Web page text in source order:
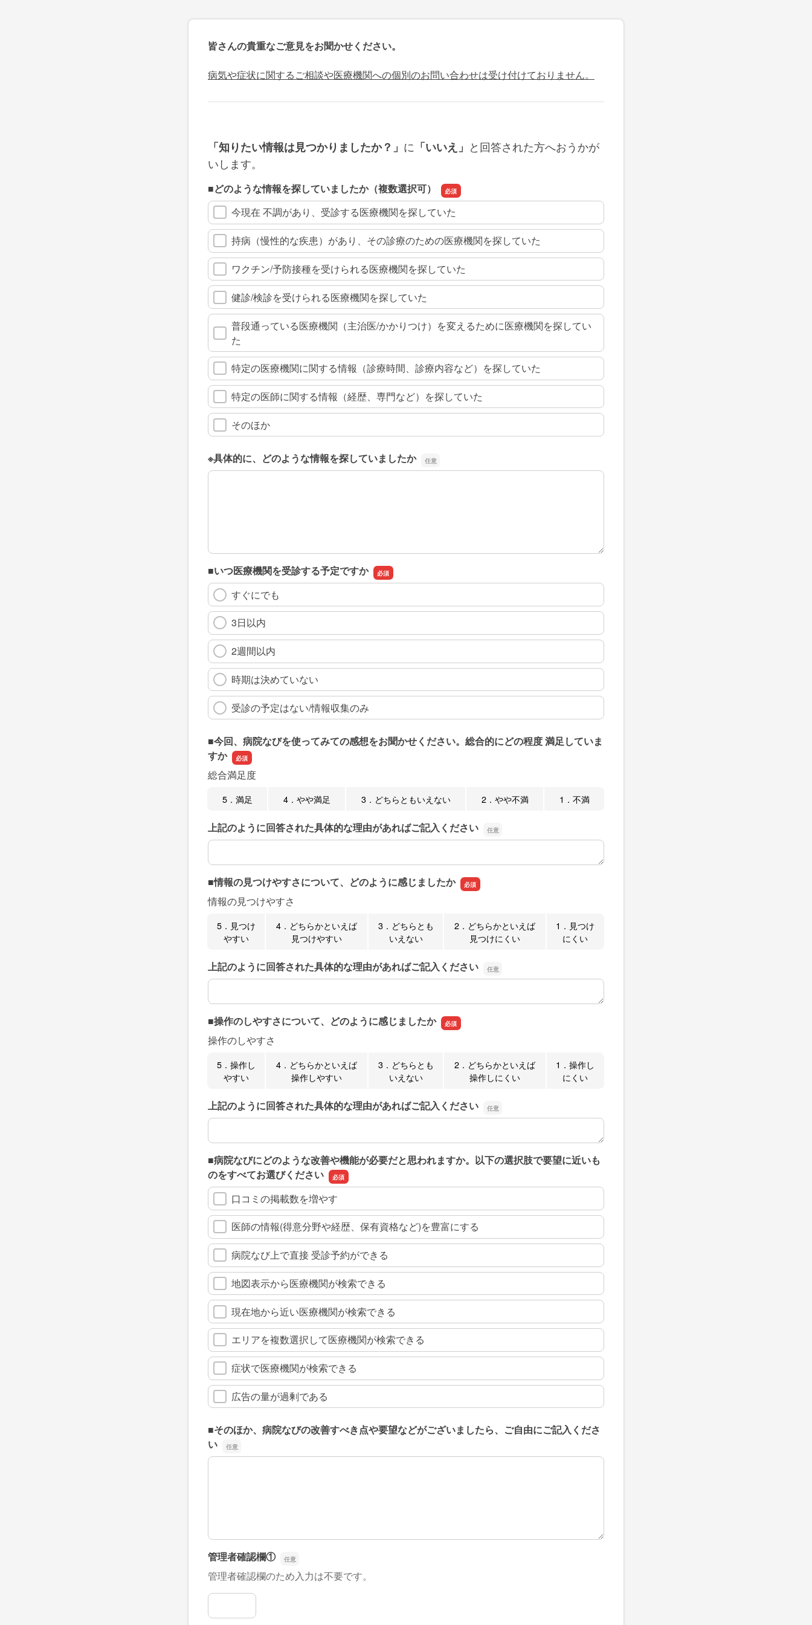
皆さんの貴重なご意見をお聞かせください。
病気や症状に関するご相談や医療機関への個別のお問い合わせは受け付けておりません。
「知りたい情報は見つかりましたか？」 に 「いいえ」 と回答された方へおうかが
いします。
■どのような情報を探していましたか（複数選択可）
今現在 不調があり、受診する医療機関を探していた
持病（慢性的な疾患）があり、その診療のための医療機関を探していた
ワクチン/予防接種を受けられる医療機関を探していた
健診/検診を受けられる医療機関を探していた
普段通っている医療機関（主治医/かかりつけ）を変えるために医療機関を探してい
た
特定の医療機関に関する情報（診療時間、診療内容など）を探していた
特定の医師に関する情報（経歴、専門など）を探していた
そのほか
※具体的に、どのような情報を探していましたか
※具体的に、どのような情報を探していましたか
■いつ医療機関を受診する予定ですか
すぐにでも
3日以内
2週間以内
時期は決めていない
受診の予定はない/情報収集のみ
■今回、病院なびを使ってみての感想をお聞かせください。総合的にどの程度 満足していま
すか
総合満足度
5．満足 4．やや満足 3．どちらともいえない 2．やや不満 1．不満
上記のように回答された具体的な理由があればご記入ください
上記のように回答された具体的な理由があればご記入ください
■情報の見つけやすさについて、どのように感じましたか
情報の見つけやすさ
5．見つけ
やすい
4．どちらかといえば
見つけやすい
3．どちらとも
いえない
2．どちらかといえば
見つけにくい
1．見つけ
にくい
上記のように回答された具体的な理由があればご記入ください
上記のように回答された具体的な理由があればご記入ください
■操作のしやすさについて、どのように感じましたか
操作のしやすさ
5．操作し
やすい
4．どちらかといえば
操作しやすい
3．どちらとも
いえない
2．どちらかといえば
操作しにくい
1．操作し
にくい
上記のように回答された具体的な理由があればご記入ください
上記のように回答された具体的な理由があればご記入ください
■病院なびにどのような改善や機能が必要だと思われますか。以下の選択肢で要望に近いも
のをすべてお選びください
口コミの掲載数を増やす
医師の情報(得意分野や経歴、保有資格など)を豊富にする
病院なび上で直接 受診予約ができる
地図表示から医療機関が検索できる
現在地から近い医療機関が検索できる
エリアを複数選択して医療機関が検索できる
症状で医療機関が検索できる
広告の量が過剰である
■そのほか、病院なびの改善すべき点や要望などがございましたら、ご自由にご記入くださ
い
■そのほか、病院なびの改善すべき点や要望などがございましたら、ご自由にご記入ください
管理者確認欄①
管理者確認欄のため入力は不要です。
管理者確認欄①